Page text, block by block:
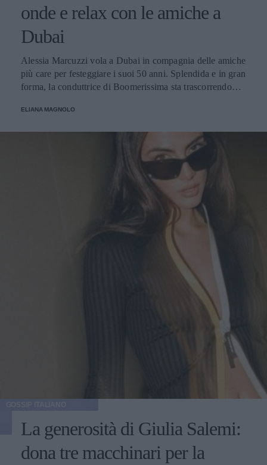
onde e relax con le amiche a
Dubai
Alessia Marcuzzi vola a Dubai in compagnia delle amiche
più care per festeggiare i suoi 50 anni. Splendida e in gran
forma, la conduttrice di Boomerissima sta trascorrendo
rilassanti e cene nei ristoranti più chic della città!
ELIANA MAGNOLO
La generosità di Giulia Salemi:
dona tre macchinari per la